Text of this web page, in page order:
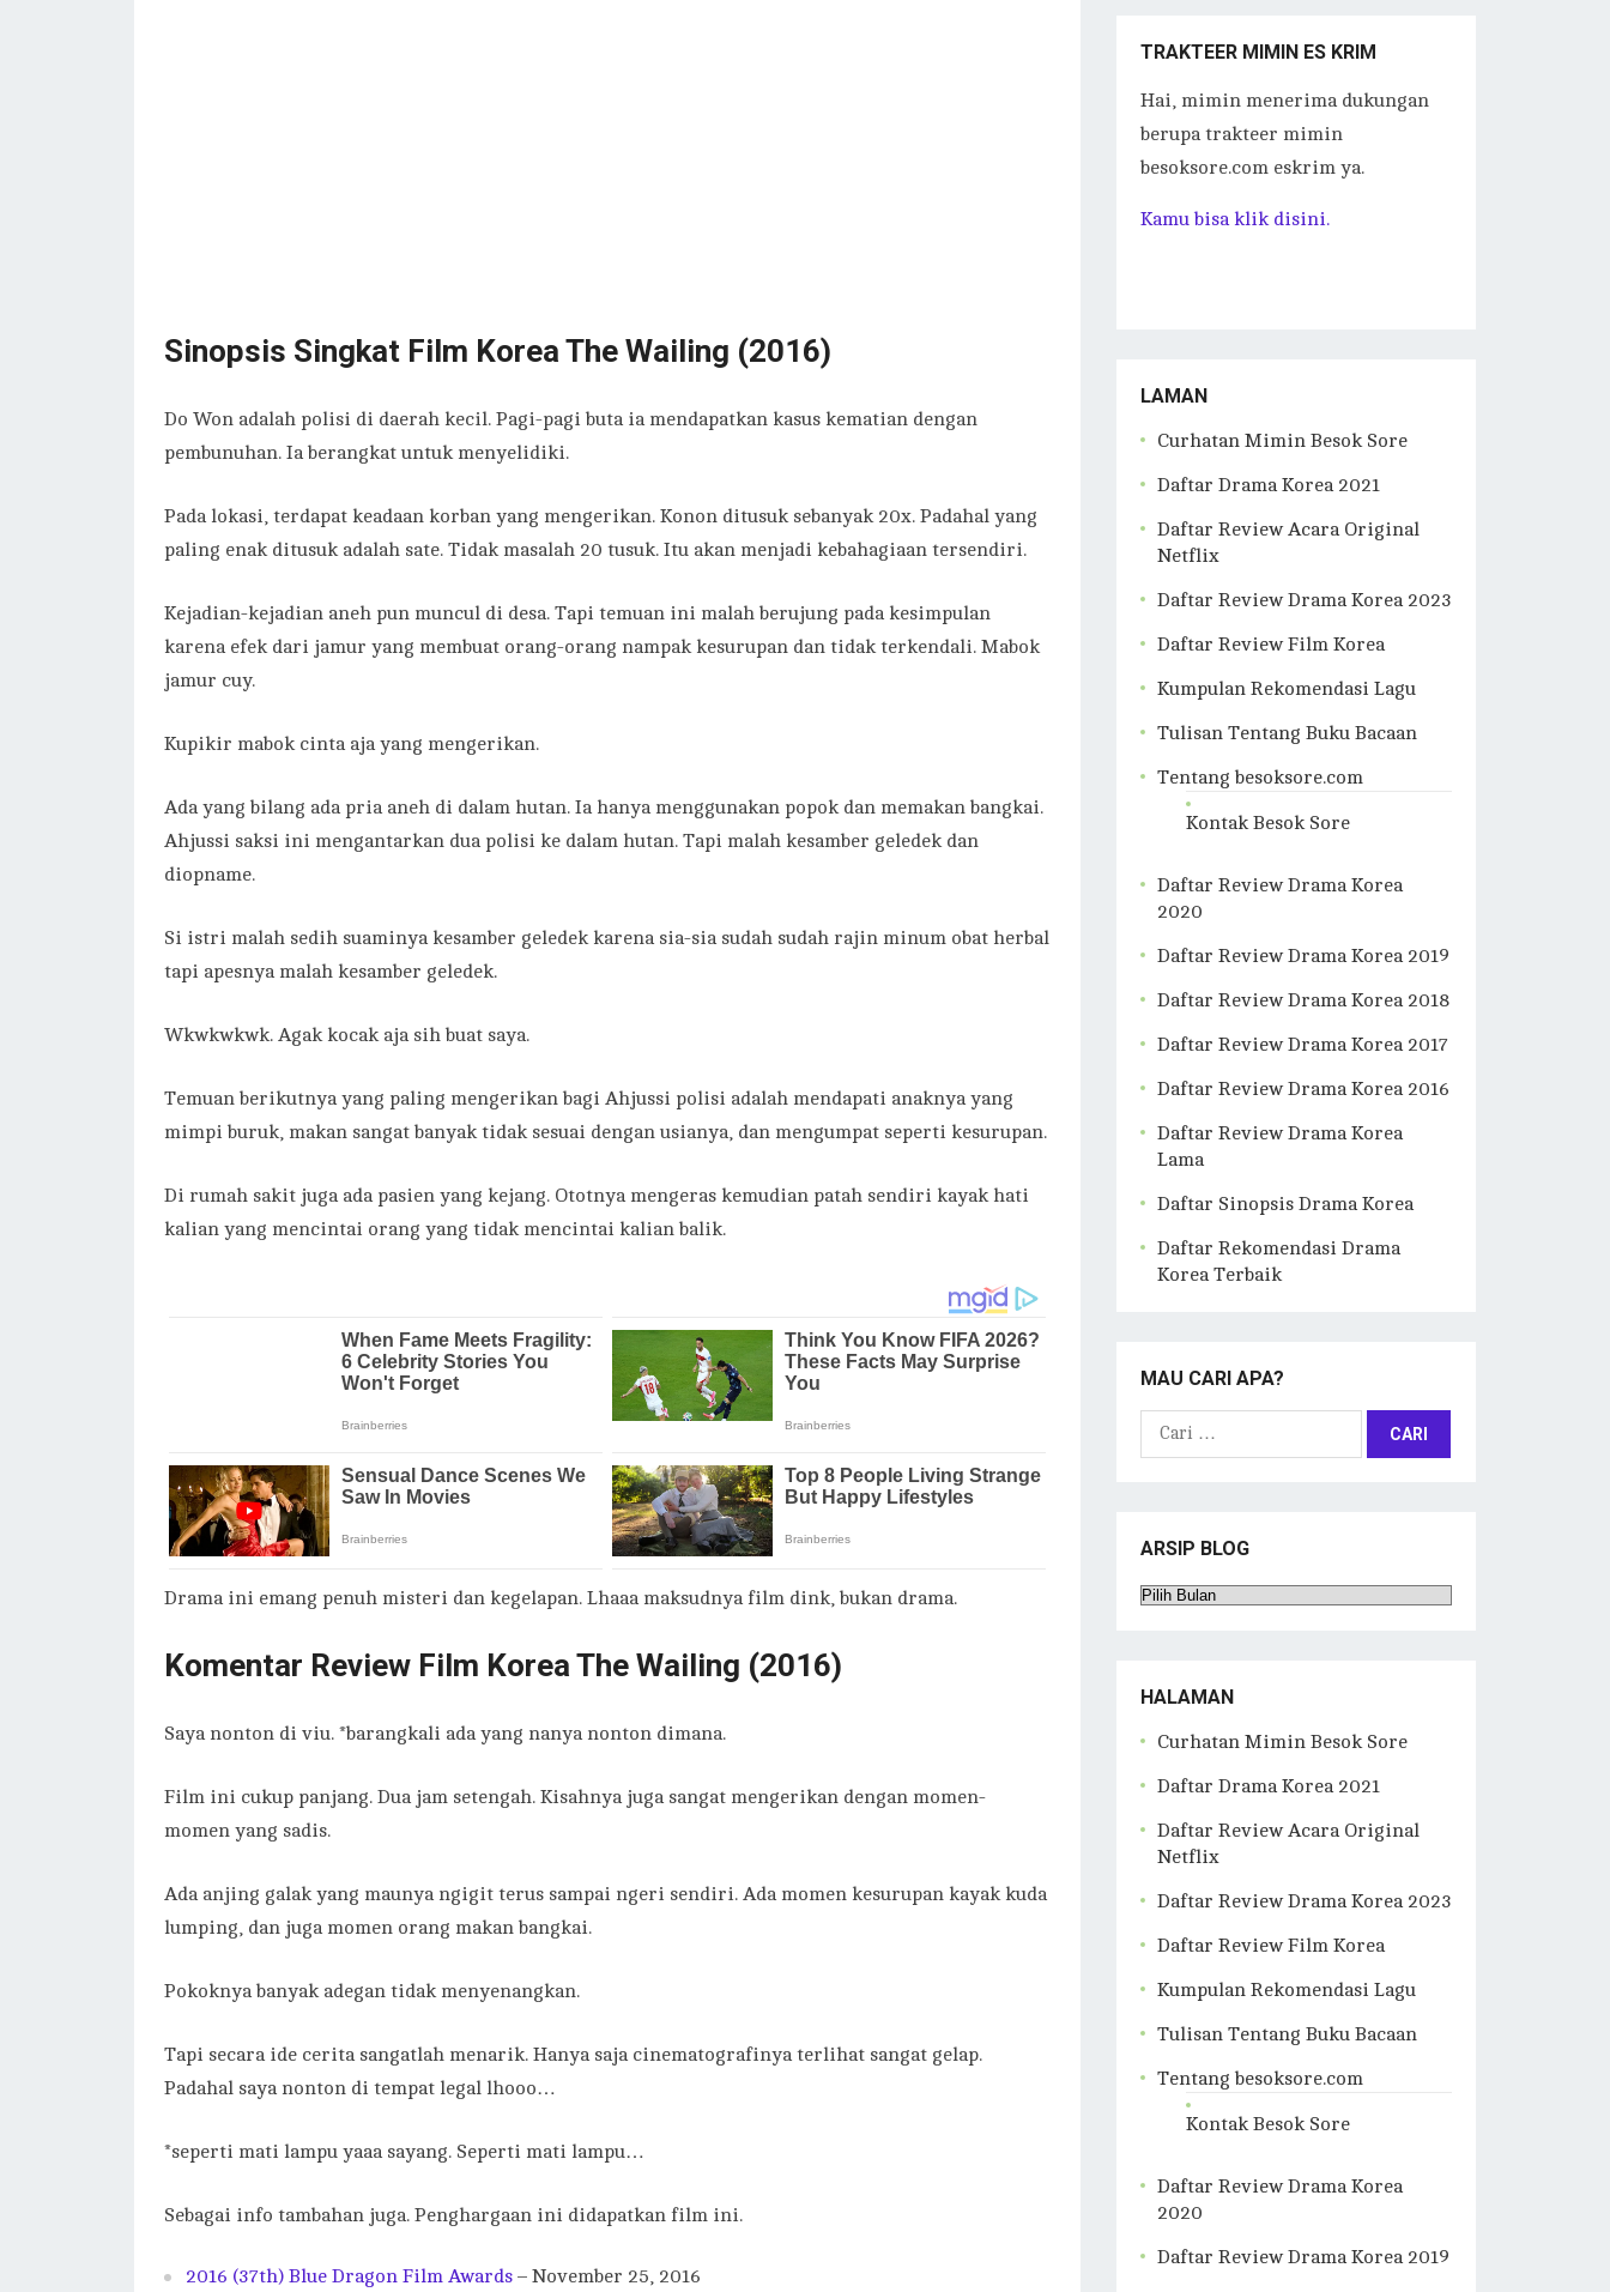
Sinopsis Singkat Film Korea The Wailing (2016)
Do Won adalah polisi di daerah kecil. Pagi-pagi buta ia mendapatkan kasus kematian dengan
pembunuhan. Ia berangkat untuk menyelidiki.
Pada lokasi, terdapat keadaan korban yang mengerikan. Konon ditusuk sebanyak 20x. Padahal yang
paling enak ditusuk adalah sate. Tidak masalah 20 tusuk. Itu akan menjadi kebahagiaan tersendiri.
Kejadian-kejadian aneh pun muncul di desa. Tapi temuan ini malah berujung pada kesimpulan
karena efek dari jamur yang membuat orang-orang nampak kesurupan dan tidak terkendali. Mabok
jamur cuy.
Kupikir mabok cinta aja yang mengerikan.
Ada yang bilang ada pria aneh di dalam hutan. Ia hanya menggunakan popok dan memakan bangkai.
Ahjussi saksi ini mengantarkan dua polisi ke dalam hutan. Tapi malah kesamber geledek dan
diopname.
Si istri malah sedih suaminya kesamber geledek karena sia-sia sudah sudah rajin minum obat herbal
tapi apesnya malah kesamber geledek.
Wkwkwkwk. Agak kocak aja sih buat saya.
Temuan berikutnya yang paling mengerikan bagi Ahjussi polisi adalah mendapati anaknya yang
mimpi buruk, makan sangat banyak tidak sesuai dengan usianya, dan mengumpat seperti kesurupan.
Di rumah sakit juga ada pasien yang kejang. Ototnya mengeras kemudian patah sendiri kayak hati
kalian yang mencintai orang yang tidak mencintai kalian balik.
Drama ini emang penuh misteri dan kegelapan. Lhaaa maksudnya film dink, bukan drama.
Komentar Review Film Korea The Wailing (2016)
Saya nonton di viu. *barangkali ada yang nanya nonton dimana.
Film ini cukup panjang. Dua jam setengah. Kisahnya juga sangat mengerikan dengan momen-
momen yang sadis.
Ada anjing galak yang maunya ngigit terus sampai ngeri sendiri. Ada momen kesurupan kayak kuda
lumping, dan juga momen orang makan bangkai.
Pokoknya banyak adegan tidak menyenangkan.
Tapi secara ide cerita sangatlah menarik. Hanya saja cinematografinya terlihat sangat gelap.
Padahal saya nonton di tempat legal lhooo…
*seperti mati lampu yaaa sayang. Seperti mati lampu…
Sebagai info tambahan juga. Penghargaan ini didapatkan film ini.
2016 (37th) Blue Dragon Film Awards – November 25, 2016
TRAKTEER MIMIN ES KRIM
Hai, mimin menerima dukungan
berupa trakteer mimin
besoksore.com eskrim ya.
Kamu bisa klik disini.
LAMAN
Curhatan Mimin Besok Sore
Daftar Drama Korea 2021
Daftar Review Acara Original
Netflix
Daftar Review Drama Korea 2023
Daftar Review Film Korea
Kumpulan Rekomendasi Lagu
Tulisan Tentang Buku Bacaan
Tentang besoksore.com
Kontak Besok Sore
Daftar Review Drama Korea
2020
Daftar Review Drama Korea 2019
Daftar Review Drama Korea 2018
Daftar Review Drama Korea 2017
Daftar Review Drama Korea 2016
Daftar Review Drama Korea
Lama
Daftar Sinopsis Drama Korea
Daftar Rekomendasi Drama
Korea Terbaik
MAU CARI APA?
Cari
ARSIP BLOG
Arsip
HALAMAN
Curhatan Mimin Besok Sore
Daftar Drama Korea 2021
Daftar Review Acara Original
Netflix
Daftar Review Drama Korea 2023
Daftar Review Film Korea
Kumpulan Rekomendasi Lagu
Tulisan Tentang Buku Bacaan
Tentang besoksore.com
Kontak Besok Sore
Daftar Review Drama Korea
2020
Daftar Review Drama Korea 2019